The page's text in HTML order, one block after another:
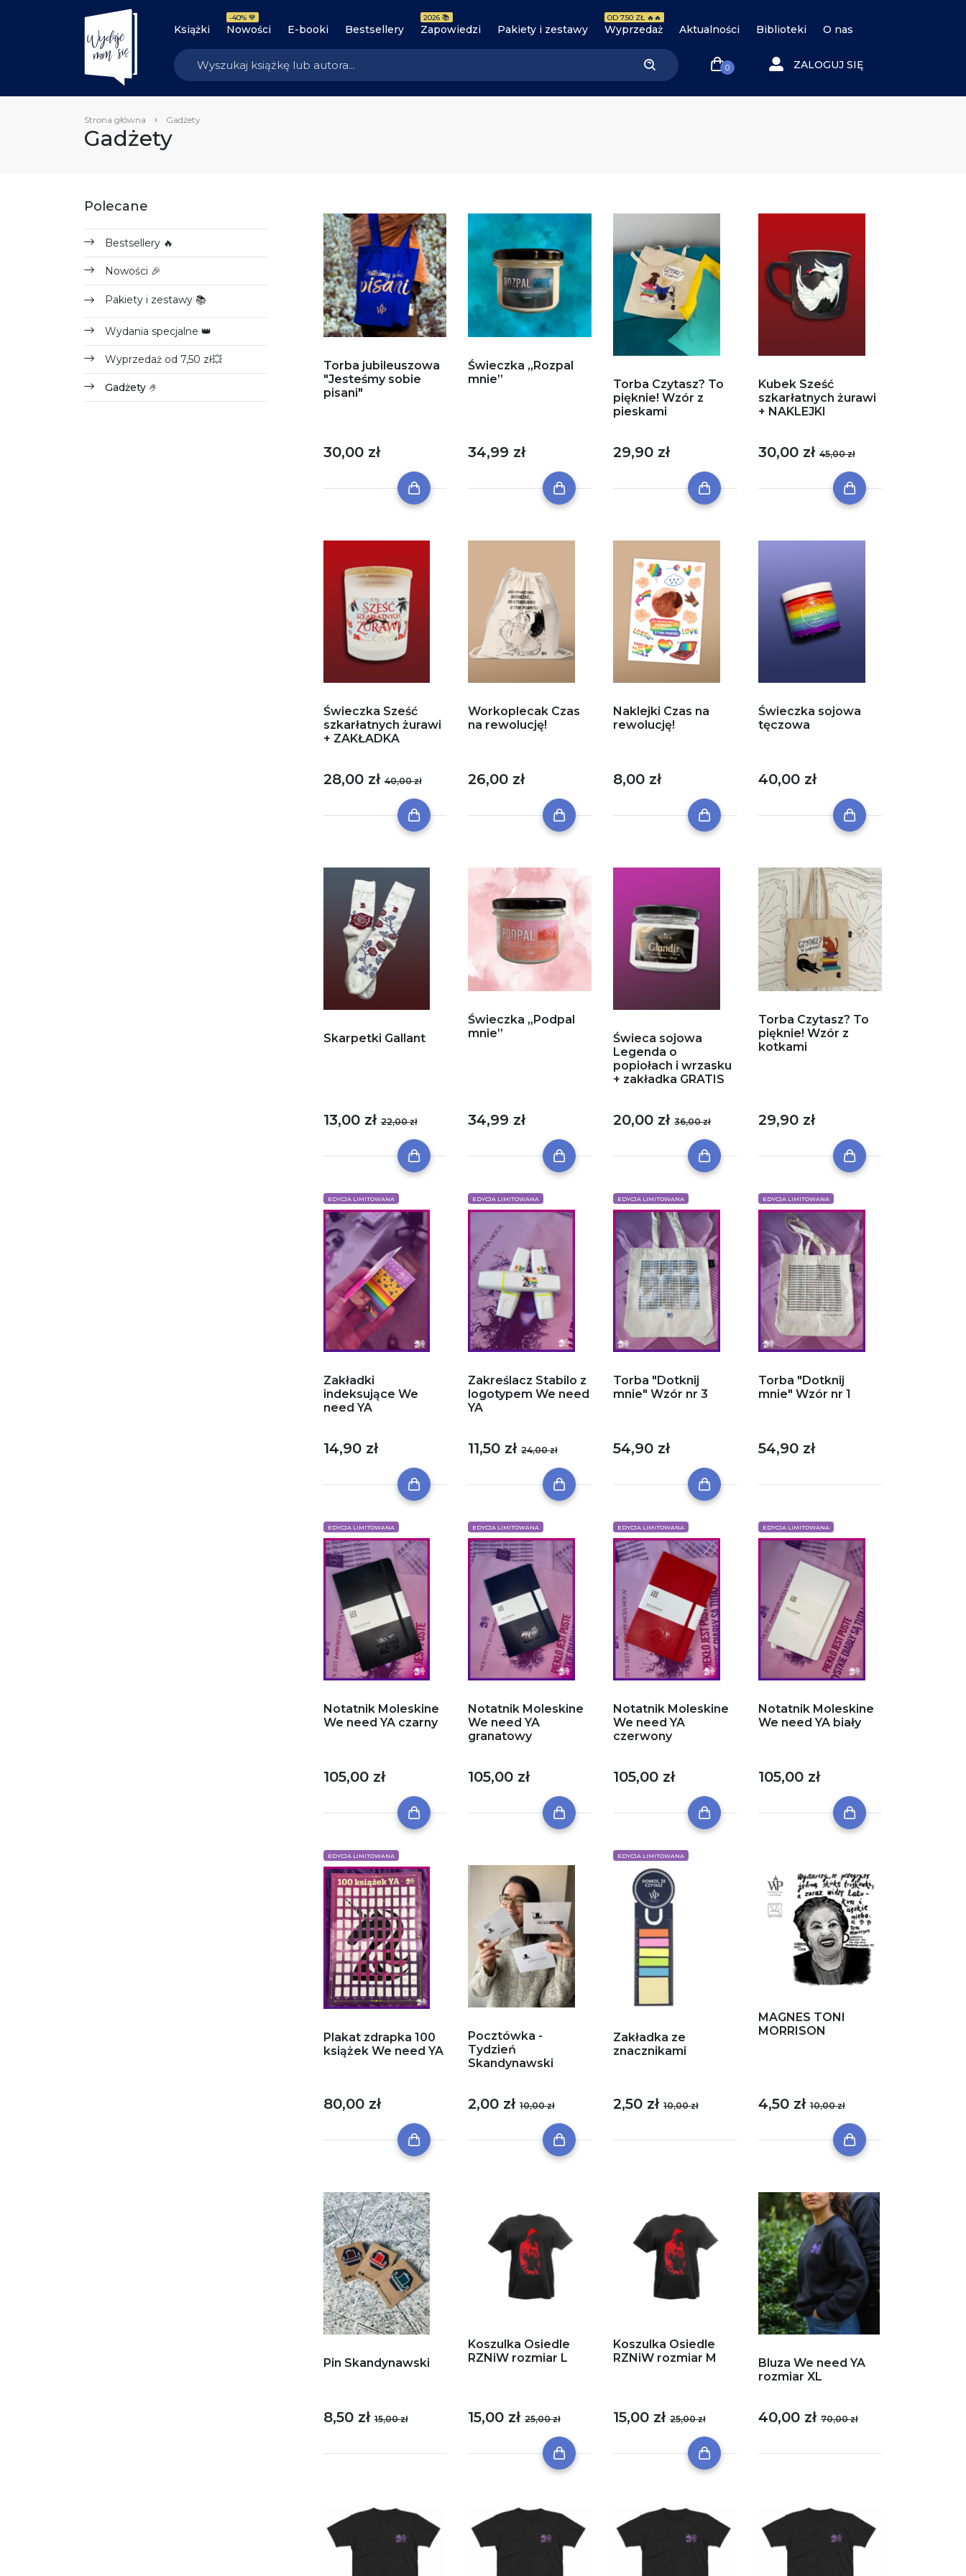
Książki Nowości
-40% 💙
E-booki Bestsellery Zapowiedzi
2026 📚
Pakiety i zestawy Wyprzedaż
OD 7.50 ZŁ 🔥🔥
Aktualności Biblioteki O nas
0 ZALOGUJ SIĘ
Strona główna Gadżety
Gadżety
Polecane
Bestsellery 🔥
Nowości 🎉
Pakiety i zestawy 📚
Wydania specjalne 👑
Wyprzedaż od 7,50 zł💥
Gadżety 🤌
Torba jubileuszowa
"Jesteśmy sobie
pisani"
30,00 zł
Świeczka „Rozpal
mnie”
34,99 zł
Torba Czytasz? To
pięknie! Wzór z
pieskami
29,90 zł
Kubek Sześć
szkarłatnych żurawi
+ NAKLEJKI
30,00 zł45,00 zł
Świeczka Sześć
szkarłatnych żurawi
+ ZAKŁADKA
28,00 zł40,00 zł
Workoplecak Czas
na rewolucję!
26,00 zł
Naklejki Czas na
rewolucję!
8,00 zł
Świeczka sojowa
tęczowa
40,00 zł
Skarpetki Gallant
13,00 zł22,00 zł
Świeczka „Podpal
mnie”
34,99 zł
Świeca sojowa
Legenda o
popiołach i wrzasku
+ zakładka GRATIS
20,00 zł36,00 zł
Torba Czytasz? To
pięknie! Wzór z
kotkami
29,90 zł
EDYCJA LIMITOWANA
Zakładki
indeksujące We
need YA
14,90 zł
EDYCJA LIMITOWANA
Zakreślacz Stabilo z
logotypem We need
YA
11,50 zł24,00 zł
EDYCJA LIMITOWANA
Torba "Dotknij
mnie" Wzór nr 3
54,90 zł
EDYCJA LIMITOWANA
Torba "Dotknij
mnie" Wzór nr 1
54,90 zł
EDYCJA LIMITOWANA
Notatnik Moleskine
We need YA czarny
105,00 zł
EDYCJA LIMITOWANA
Notatnik Moleskine
We need YA
granatowy
105,00 zł
EDYCJA LIMITOWANA
Notatnik Moleskine
We need YA
czerwony
105,00 zł
EDYCJA LIMITOWANA
Notatnik Moleskine
We need YA biały
105,00 zł
EDYCJA LIMITOWANA
Plakat zdrapka 100
książek We need YA
80,00 zł
Pocztówka -
Tydzień
Skandynawski
2,00 zł10,00 zł
EDYCJA LIMITOWANA
Zakładka ze
znacznikami
2,50 zł10,00 zł
MAGNES TONI
MORRISON
4,50 zł10,00 zł
Pin Skandynawski
8,50 zł15,00 zł
Koszulka Osiedle
RZNiW rozmiar L
15,00 zł25,00 zł
Koszulka Osiedle
RZNiW rozmiar M
15,00 zł25,00 zł
Bluza We need YA
rozmiar XL
40,00 zł70,00 zł